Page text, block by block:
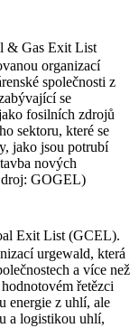
& Gas Exit List
organizací
společnosti z
se
fosilních zdrojů
sektoru, které se
jako jsou potrubí
nových
GOGEL)
Exit List (GCEL).
urgewald, která
a více než
řetězci
energie z uhlí, ale
a logistikou uhlí,